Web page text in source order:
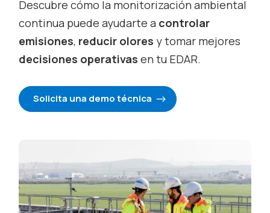
Descubre cómo la monitorización ambiental
continua puede ayudarte a controlar
emisiones, reducir olores y tomar mejores
decisiones operativas en tu EDAR.
Solicita una demo técnica